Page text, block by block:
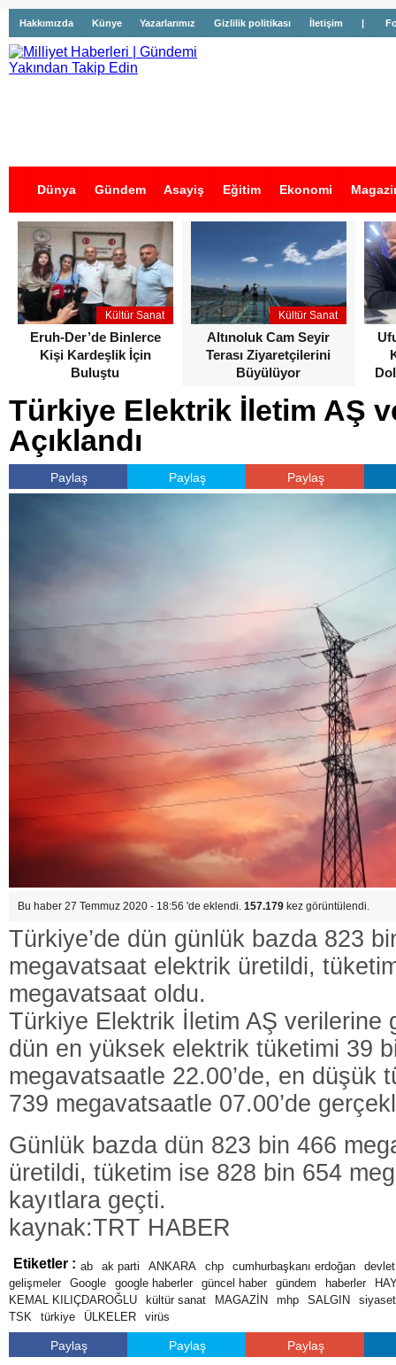
Hakkımızda Künye Yazarlarımız Gizlilik politikası İletişim |
Dünya Gündem Asayiş Eğitim Ekonomi
İş İlanları
Kültür Sanat
Eruh-Der’de Binlerce
Kişi Kardeşlik İçin
Buluştu
Kültür Sanat
Altınoluk Cam Seyir
Terası Ziyaretçilerini
Büyülüyor
Türkiye Elektrik İletim AŞ
Açıklandı
Paylaş Paylaş Paylaş
Bu haber 27 Temmuz 2020 - 18:56 'de eklendi. 157.179 kez görüntülendi.
Türkiye’de dün günlük bazda 823
megavatsaat elektrik üretildi,
megavatsaat oldu.
Türkiye Elektrik İletim AŞ verilerine
dün en yüksek elektrik tüketimi 39
megavatsaatle 22.00’de, en düşük
739 megavatsaatle 07.00’de
Günlük bazda dün 823 bin 466
üretildi, tüketim ise 828 bin 654
kayıtlara geçti.
kaynak:TRT HABER
Etiketler : ab ak parti ANKARA chp cumhurbaşkanı erdoğan
gelişmeler
Google google haberler güncel haber gündem haberler
KEMAL KILIÇDAROĞLU
kültür sanat MAGAZİN mhp SALGIN
siyaset
TSK
türkiye ÜLKELER virüs
Paylaş Paylaş Paylaş